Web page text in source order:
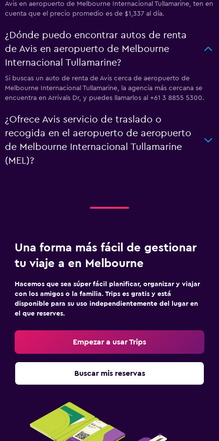
Avis en aeropuerto de Melbourne Internacional Tullamarine, ten en
cuenta que el precio promedio es de $1,337 al día.
¿Dónde puedo encontrar autos de renta
de Avis en aeropuerto de Melbourne
Internacional Tullamarine?
Si buscas un auto de renta de Avis cerca de aeropuerto de
Melbourne Internacional Tullamarine, la agencia más cercana se
encuentra en Arrivals Dr, y puedes llamarlos al +61 3 8855 5300.
¿Ofrece Avis servicio de traslado o
recogida en el aeropuerto de aeropuerto
de Melbourne Internacional Tullamarine
(MEL)?
Una forma más fácil de gestionar
tu viaje a en Melbourne
Hacemos que sea súper fácil planificar, organizar y viajar
con los amigos o la familia. Trips es gratis y está
disponible para su uso independientemente del lugar en
el que reserves.
Empezar a usar Trips
Buscar mis reservas